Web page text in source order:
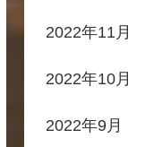
2022年11月
2022年10月
2022年9月